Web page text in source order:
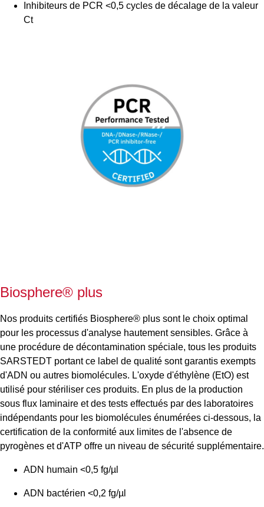
Inhibiteurs de PCR <0,5 cycles de décalage de la valeur
Ct
Biosphere® plus
Nos produits certifiés Biosphere® plus sont le choix optimal
pour les processus d'analyse hautement sensibles. Grâce à
une procédure de décontamination spéciale, tous les produits
SARSTEDT portant ce label de qualité sont garantis exempts
d'ADN ou autres biomolécules. L'oxyde d'éthylène (EtO) est
utilisé pour stériliser ces produits. En plus de la production
sous flux laminaire et des tests effectués par des laboratoires
indépendants pour les biomolécules énumérées ci-dessous, la
certification de la conformité aux limites de l'absence de
pyrogènes et d'ATP offre un niveau de sécurité supplémentaire.
ADN humain <0,5 fg/µl
ADN bactérien <0,2 fg/µl